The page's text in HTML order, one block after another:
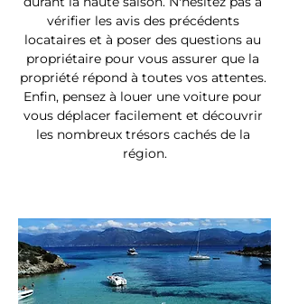
vérifier les avis des précédents
locataires et à poser des questions au
propriétaire pour vous assurer que la
propriété répond à toutes vos attentes.
Enfin, pensez à louer une voiture pour
vous déplacer facilement et découvrir
les nombreux trésors cachés de la
région.